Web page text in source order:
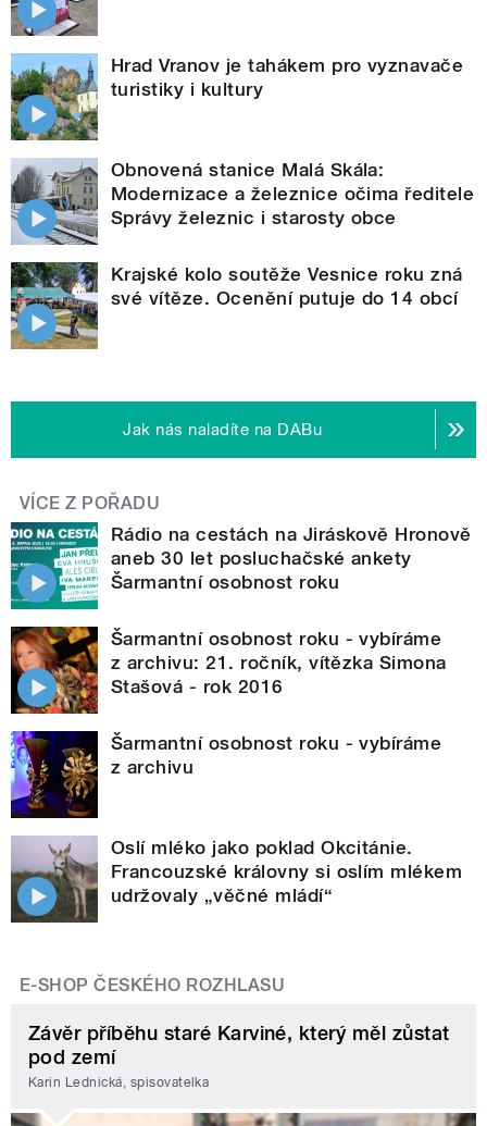
Hrad Vranov je tahákem pro vyznavače
turistiky i kultury
Obnovená stanice Malá Skála:
Modernizace a železnice očima ředitele
Správy železnic i starosty obce
Krajské kolo soutěže Vesnice roku zná
své vítěze. Ocenění putuje do 14 obcí
Jak nás naladíte na DABu
VÍCE Z POŘADU
Rádio na cestách na Jiráskově Hronově
aneb 30 let posluchačské ankety
Šarmantní osobnost roku
Šarmantní osobnost roku - vybíráme
z archivu: 21. ročník, vítězka Simona
Stašová - rok 2016
Šarmantní osobnost roku - vybíráme
z archivu
Oslí mléko jako poklad Okcitánie.
Francouzské královny si oslím mlékem
udržovaly „věčné mládí“
E-SHOP ČESKÉHO ROZHLASU
Závěr příběhu staré Karviné, který měl zůstat
pod zemí
Karin Lednická, spisovatelka